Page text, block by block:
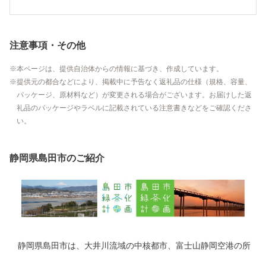
注意事項・その他
本ページは、提供自治体からの情報に基づき、作成しています。
提供元の都合などにより、掲載中に予告なく返礼品の仕様（規格、容量、
パッケージ、原材料など）が変更される場合がございます。お届けした返
礼品のパッケージやラベルに記載されている注意書きなどをご確認くださ
い。
静岡県島田市のご紹介
静岡県島田市は、大井川流域の中核都市、富士山静岡空港の所